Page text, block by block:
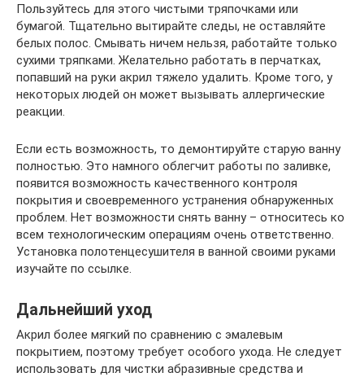
Пользуйтесь для этого чистыми тряпочками или
бумагой. Тщательно вытирайте следы, не оставляйте
белых полос. Смывать ничем нельзя, работайте только
сухими тряпками. Желательно работать в перчатках,
попавший на руки акрил тяжело удалить. Кроме того, у
некоторых людей он может вызывать аллергические
реакции.
Если есть возможность, то демонтируйте старую ванну
полностью. Это намного облегчит работы по заливке,
появится возможность качественного контроля
покрытия и своевременного устранения обнаруженных
проблем. Нет возможности снять ванну – относитесь ко
всем технологическим операциям очень ответственно.
Установка полотенцесушителя в ванной своими руками
изучайте по ссылке.
Дальнейший уход
Акрил более мягкий по сравнению с эмалевым
покрытием, поэтому требует особого ухода. Не следует
использовать для чистки абразивные средства и